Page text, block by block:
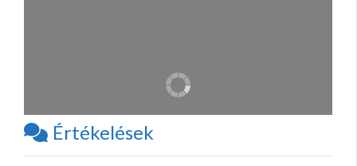
Értékelések